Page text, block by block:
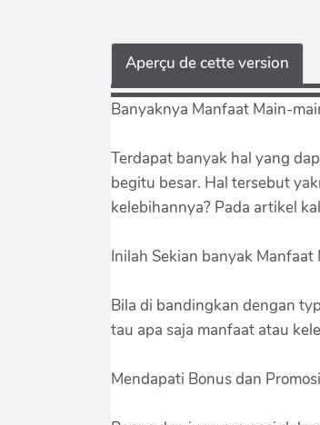
Aperçu de cette version